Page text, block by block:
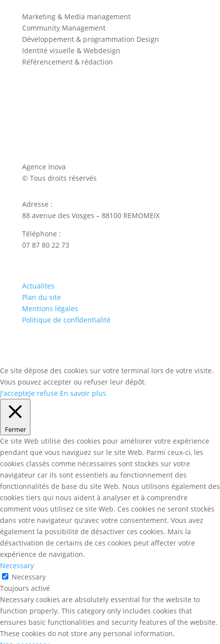
Marketing & Media management
Community Management
Développement & programmation Design
Identité visuelle & Webdesign
Référencement & rédaction
Agence Inova
© Tous droits réservés
Adresse :
88 avenue des Vosges – 88100 REMOMEIX
Téléphone :
07 87 80 22 73
Actualites
Plan du site
Mentions légales
Politique de confidentialité
Ce site dépose des cookies sur votre terminal lors de votre visite.
Vous pouvez accepter ou refuser leur dépôt.
J'accepteJe refuse En savoir plus
Fermer
Ce site Web utilise des cookies pour améliorer votre expérience
pendant que vous naviguez sur le site Web. Parmi ceux-ci, les
cookies classés comme nécessaires sont stockés sur votre
navigateur car ils sont essentiels au fonctionnement des
fonctionnalités de base du site Web. Nous utilisons également des
cookies tiers qui nous aident à analyser et à comprendre
comment vous utilisez ce site Web. Ces cookies ne seront stockés
dans votre navigateur qu'avec votre consentement. Vous avez
également la possibilité de désactiver ces cookies. Mais la
désactivation de certains de ces cookies peut affecter votre
expérience de navigation.
Necessary
Necessary
Toujours activé
Necessary cookies are absolutely essential for the website to
function properly. This category only includes cookies that
ensures basic functionalities and security features of the website.
These cookies do not store any personal information.